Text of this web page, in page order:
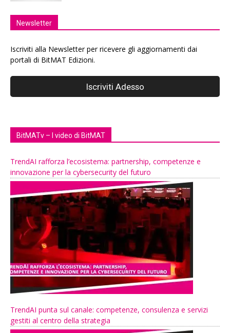
Newsletter
Iscriviti alla Newsletter per ricevere gli aggiornamenti dai
portali di BitMAT Edizioni.
BitMATv – I video di BitMAT
TrendAI rafforza l’ecosistema: partnership, competenze e
innovazione per la cybersecurity del futuro
TrendAI punta sul canale: competenze, consulenza e servizi
gestiti al centro della strategia